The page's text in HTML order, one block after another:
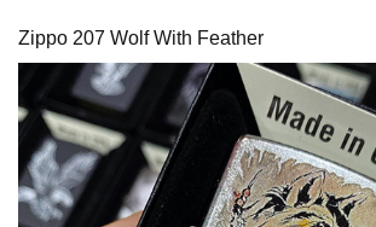
Zippo 207 Wolf With Feather